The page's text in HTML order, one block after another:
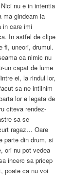
nu e in intentia
ma gindeam la
in care imi
In astfel de clipe
fi, uneori, drumul.
ca nimic nu
un capat de lume
ei, la rindul lor,
sa ne intilnim
lor e legata de
citeva rendez-
sa se
ragaz… Oare
parte din drum, si
ori nu pot vedea
incerc sa pricep
poate ca nu voi